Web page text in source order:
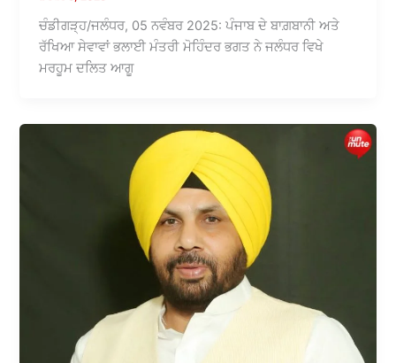
ਚੰਡੀਗੜ੍ਹ/ਜਲੰਧਰ, 05 ਨਵੰਬਰ 2025: ਪੰਜਾਬ ਦੇ ਬਾਗ਼ਬਾਨੀ ਅਤੇ
ਰੱਖਿਆ ਸੇਵਾਵਾਂ ਭਲਾਈ ਮੰਤਰੀ ਮੋਹਿੰਦਰ ਭਗਤ ਨੇ ਜਲੰਧਰ ਵਿਖੇ
ਮਰਹੂਮ ਦਲਿਤ ਆਗੂ